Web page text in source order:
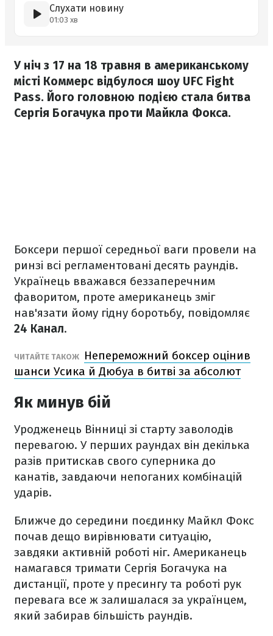
Слухати новину
01:03 хв
У ніч з 17 на 18 травня в американському
місті Коммерс відбулося шоу UFC Fight
Pass. Його головною подією стала битва
Сергія Богачука проти Майкла Фокса.
Боксери першої середньої ваги провели на
ринзі всі регламентовані десять раундів.
Українець вважався беззаперечним
фаворитом, проте американець зміг
нав'язати йому гідну боротьбу, повідомляє
24 Канал.
ЧИТАЙТЕ ТАКОЖ
Непереможний боксер оцінив
шанси Усика й Дюбуа в битві за абсолют
Як минув бій
Уродженець Вінниці зі старту заволодів
перевагою. У перших раундах він декілька
разів притискав свого суперника до
канатів, завдаючи непоганих комбінацій
ударів.
Ближче до середини поєдинку Майкл Фокс
почав дещо вирівнювати ситуацію,
завдяки активній роботі ніг. Американець
намагався тримати Сергія Богачука на
дистанції, проте у пресингу та роботі рук
перевага все ж залишалася за українцем,
який забирав більшість раундів.